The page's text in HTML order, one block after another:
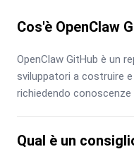
Cos'è OpenClaw
OpenClaw GitHub è un
sviluppatori a costruire
richiedendo conoscenze
Qual è un